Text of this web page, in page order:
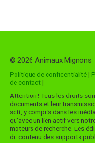
© 2026 Animaux Mignons
Politique de confidentialité|
de contact|
Attention ! Tous les droits
documents et leur
soit, y compris dans les
qu'avec un lien actif vers
moteurs de recherche. Les
du contenu des supports